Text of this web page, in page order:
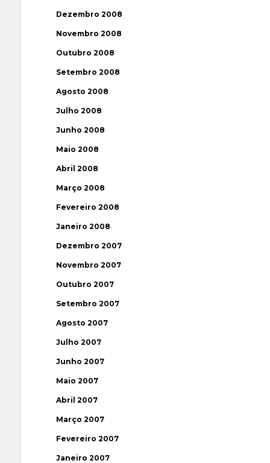
Dezembro 2008
Novembro 2008
Outubro 2008
Setembro 2008
Agosto 2008
Julho 2008
Junho 2008
Maio 2008
Abril 2008
Março 2008
Fevereiro 2008
Janeiro 2008
Dezembro 2007
Novembro 2007
Outubro 2007
Setembro 2007
Agosto 2007
Julho 2007
Junho 2007
Maio 2007
Abril 2007
Março 2007
Fevereiro 2007
Janeiro 2007